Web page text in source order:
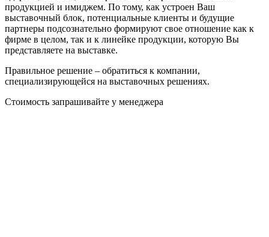
продукцией и имиджем. По тому, как устроен Ваш
выставочный блок, потенциальные клиенты и будущие
партнеры подсознательно формируют свое отношение как к
фирме в целом, так и к линейке продукции, которую Вы
представляете на выставке.
Правильное решение – обратиться к компании,
специализирующейся на выставочных решениях.
Cтоимость запрашивайте у менеджера